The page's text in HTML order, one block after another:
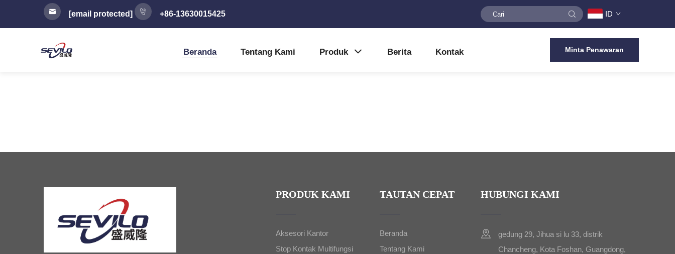
[email protected] +86-13630015425 ID
Beranda Tentang Kami Produk Berita Kontak Minta Penawaran
PRODUK KAMI
Aksesori Kantor
Stop Kontak Multifungsi
TAUTAN CEPAT
Beranda
Tentang Kami
HUBUNGI KAMI
gedung 29, Jihua si lu 33, distrik
Chancheng, Kota Foshan, Guangdong,